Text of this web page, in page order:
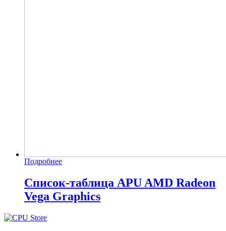
Подробнее
Список-таблица APU AMD Radeon
Vega Graphics